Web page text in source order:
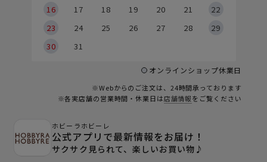
16
17 18 19 20 21
22
23
24 25 26 27 28
29
30
31
オンラインショップ休業日
※Webからのご注文は、24時間承っております
※各実店舗の営業時間・休業日は店舗情報をご覧ください
ホビーラホビーレ
公式アプリで最新情報をお届け！
サクサク見られて、楽しいお買い物♪